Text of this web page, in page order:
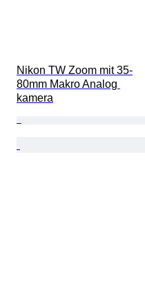
Nikon TW Zoom mit 35-
80mm Makro Analog
kamera